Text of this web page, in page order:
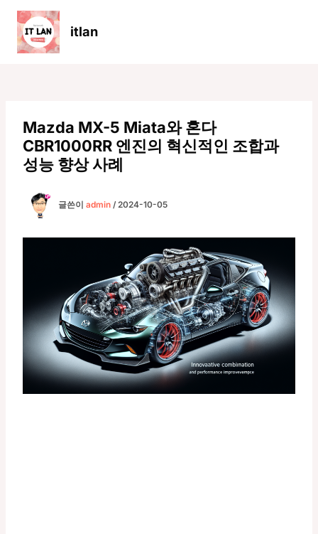
itlan
Mazda MX-5 Miata와 혼다
CBR1000RR 엔진의 혁신적인 조합과
성능 향상 사례
글쓴이 admin /2024-10-05